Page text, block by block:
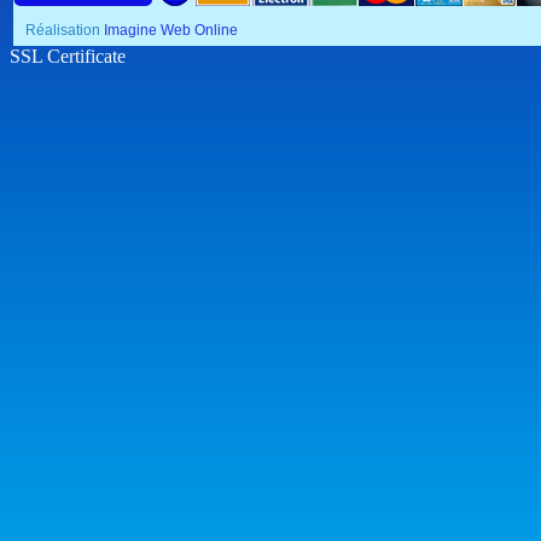
Réalisation Imagine Web Online
SSL Certificate